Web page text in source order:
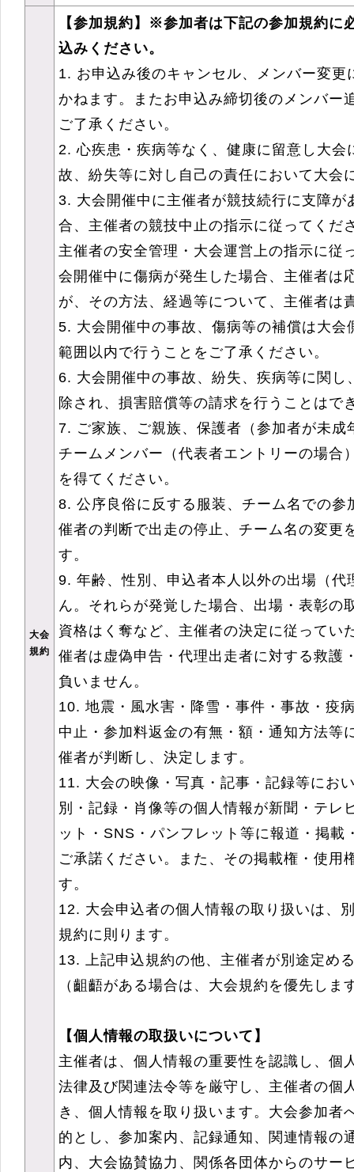
大会
規約
【参加規約】※参加者は下記の参加規約に
込みください。
1. お申込み後のキャンセル、メンバー変更
かねます。またお申込み締切後のメンバー
ご了承ください。
2. 心疾患・疾病等なく、健康に留意し大会
故、紛失等に対し自己の責任において大会
3. 大会開催中に主催者が競技続行に支障が
合、主催者の競技中止の指示に従ってくだ
主催者の安全管理・大会運営上の指示に従
会開催中に傷病が発生した場合、主催者は
が、その方法、経過等について、主催者は
5. 大会開催中の事故、傷病等の補償は大会
範囲以内で行うことをご了承ください。
6. 大会開催中の事故、紛失、疾病等に関し
除され、損害賠償等の請求を行うことはで
7. ご家族、ご親族、保護者（参加者が未成
チームメンバー（代表者エントリーの場合
を得てください。
8. 公序良俗に反する服装、チーム名での参
催者の判断で出走の停止、チーム名の変更
す。
9. 年齢、性別、申込者本人以外の出場（代
ん。それらが発覚した場合、出場・表彰の
資格はく奪など、主催者の決定に従ってい
催者は虚偽申告・代理出走者に対する救護
負いません。
10. 地震・風水害・降雪・事件・事故・疫
中止・参加料返金の有無・額・通知方法等
催者が判断し、決定します。
11. 大会の映像・写真・記事・記録等にお
別・記録・肖像等の個人情報が新聞・テレ
ット・SNS・パンフレット等に報道・掲載
ご承諾ください。また、その掲載権・使用
す。
12. 大会申込者の個人情報の取り扱いは、
規約に則ります。
13. 上記申込規約の他、主催者が別途定め
（齟齬がある場合は、大会規約を優先しま
【個人情報の取扱いについて】
主催者は、個人情報の重要性を認識し、個
法律及び関連法令等を厳守し、主催者の個
き、個人情報を取り扱います。大会参加者
的とし、参加案内、記録通知、関連情報の
内、大会協賛協力、関係各団体からのサー